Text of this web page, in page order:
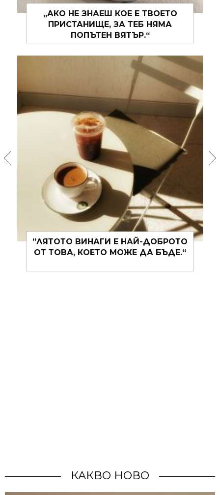
„АКО НЕ ЗНАЕШ КОЕ Е ТВОЕТО
ПРИСТАНИЩЕ, ЗА ТЕБ НЯМА
ПОПЪТЕН ВЯТЪР.“
”ЛЯТОТО ВИНАГИ Е НАЙ-ДОБРОТО
ОТ ТОВА, КОЕТО МОЖЕ ДА БЪДЕ.“
КАКВО НОВО